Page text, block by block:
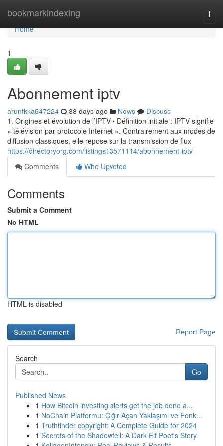
bookmarkindexing
Home
Home
1
Abonnement iptv
arunfkka547224 88 days ago News
Discuss
1. Origines et évolution de l’IPTV • Définition initiale : IPTV signifie
« télévision par protocole Internet ». Contrairement aux modes de
diffusion classiques, elle repose sur la transmission de flux
https://directoryorg.com/listings13571114/abonnement-iptv
Comments
Who Upvoted
Comments
Submit a Comment
No HTML
HTML is disabled
Report Page
Search
Go
Published News
1 How Bitcoin investing alerts get the job done a...
1 NoChain Platformu: Çığır Açan Yaklaşımı ve Fonk...
1 Truthfinder copyright: A Complete Guide for 2024
1 Secrets of the Shadowfell: A Dark Elf Poet's Story